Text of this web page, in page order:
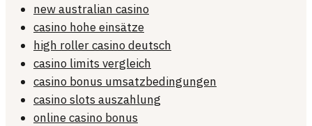
new australian casino
casino hohe einsätze
high roller casino deutsch
casino limits vergleich
casino bonus umsatzbedingungen
casino slots auszahlung
online casino bonus